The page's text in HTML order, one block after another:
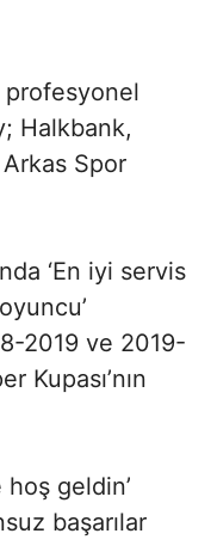
Halkbank,
Spor
‘En iyi servis
2019 ve 2019-
Kupası’nın
hoş geldin’
başarılar